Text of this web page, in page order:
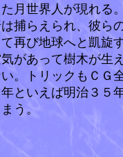
月世界人が現れる
捕らえられ、彼ら
て再び地球へと凱旋
があって樹木が生
。トリックもＣＧ
年といえば明治３５
う。